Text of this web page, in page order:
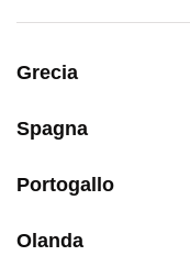
Grecia
Spagna
Portogallo
Olanda